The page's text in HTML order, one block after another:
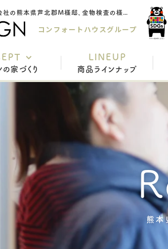
熊本で平屋ならC.デザイン株式会社の熊本県芦北郡M様邸、金物検査の様子です。をご紹介
コンフォートハウスグループ
家づくり
準仕様
保証
の流れ
スタイル
ご質問
紹介
LINEUP
商品ラインナップ
熊本